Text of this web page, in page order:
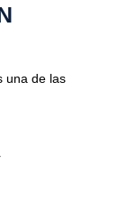
una de las